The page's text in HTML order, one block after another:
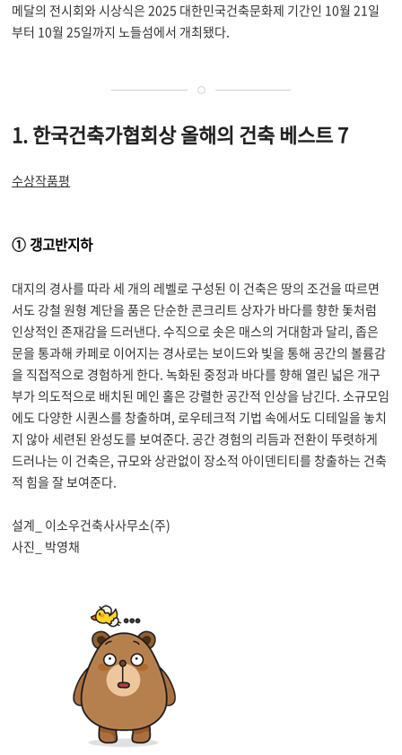
메달의 전시회와 시상식은2025 대한민국건축문화제 기간인 10월21일
부터 10월25일까지 노들섬에서 개최됐다.
1.한국건축가협회상 올해의 건축 베스트7
수상작품평
① 갱고반지하
대지의 경사를 따라 세 개의 레벨로 구성된 이 건축은 땅의 조건을 따르면
서도 강철 원형 계단을 품은 단순한 콘크리트 상자가 바다를 향한 돛처럼
인상적인 존재감을 드러낸다.수직으로 솟은 매스의 거대함과 달리,좁은
문을 통과해 카페로 이어지는 경사로는 보이드와 빛을 통해 공간의 볼륨감
을 직접적으로 경험하게 한다.녹화된 중정과 바다를 향해 열린 넓은 개구
부가 의도적으로 배치된 메인 홀은 강렬한 공간적 인상을 남긴다.소규모임
에도 다양한 시퀀스를 창출하며,로우테크적 기법 속에서도 디테일을 놓치
지 않아 세련된 완성도를 보여준다.공간 경험의 리듬과 전환이 뚜렷하게
드러나는 이 건축은,규모와 상관없이 장소적 아이덴티티를 창출하는 건축
적 힘을 잘 보여준다.
설계_ 이소우건축사사무소(주)
사진_ 박영채